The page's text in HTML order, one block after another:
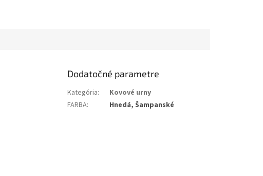
Dodatočné parametre
Kategória:
Kovové urny
FARBA: Hnedá, Šampanské